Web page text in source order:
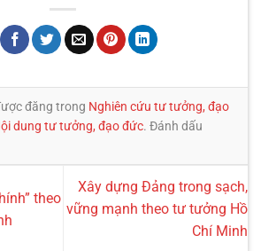
đăng trong Nghiên cứu tư tưởng, đạo
dung tư tưởng, đạo đức. Đánh dấu
theo
Xây dựng Đảng trong sạch,
vững mạnh theo tư tưởng Hồ
Chí Minh